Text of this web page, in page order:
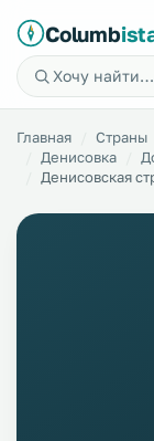
Columb
Главная Страны
Денисовка
Денисовская